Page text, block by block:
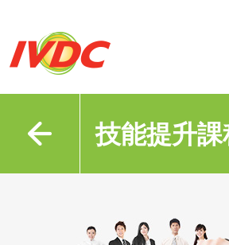
技能提升課